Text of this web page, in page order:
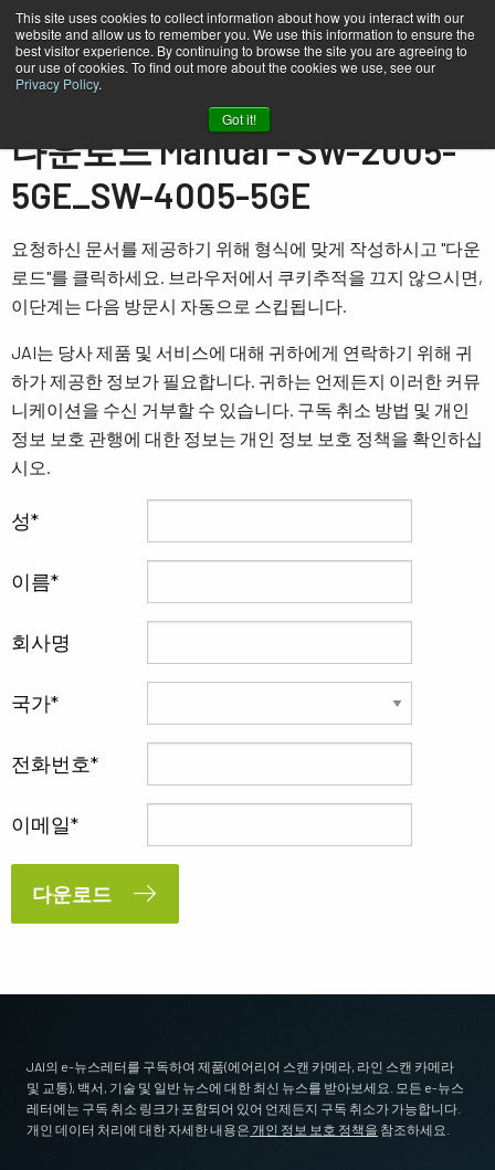
This site uses cookies to collect information about how you interact with our
website and allow us to remember you. We use this information to ensure the
best visitor experience. By continuing to browse the site you are agreeing to
our use of cookies. To find out more about the cookies we use, see our
Privacy Policy.
Got it!
Manual - SW-2005-5GE_SW-4005-5GE
다운로드 Manual - SW-2005-
5GE_SW-4005-5GE
요청하신 문서를 제공하기 위해 형식에 맞게 작성하시고 "다운
로드"를 클릭하세요. 브라우저에서 쿠키추적을 끄지 않으시면,
이단계는 다음 방문시 자동으로 스킵됩니다.
JAI는 당사 제품 및 서비스에 대해 귀하에게 연락하기 위해 귀
하가 제공한 정보가 필요합니다. 귀하는 언제든지 이러한 커뮤
니케이션을 수신 거부할 수 있습니다. 구독 취소 방법 및 개인
정보 보호 관행에 대한 정보는 개인 정보 보호 정책을 확인하십
시오.
성
이름
회사명
국가
전화번호
이메일
다운로드
JAI의 e-뉴스레터를 구독하여 제품(에어리어 스캔 카메라, 라인 스캔 카메라
및 교통), 백서, 기술 및 일반 뉴스에 대한 최신 뉴스를 받아보세요. 모든 e-뉴스
레터에는 구독 취소 링크가 포함되어 있어 언제든지 구독 취소가 가능합니다.
개인 데이터 처리에 대한 자세한 내용은 개인 정보 보호 정책을 참조하세요.